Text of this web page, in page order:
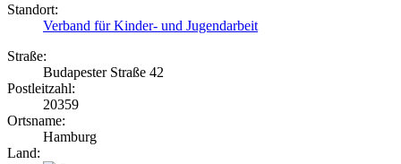
Standort:
Verband für Kinder- und Jugendarbeit
Straße:
Budapester Straße 42
Postleitzahl:
20359
Ortsname:
Hamburg
Land: